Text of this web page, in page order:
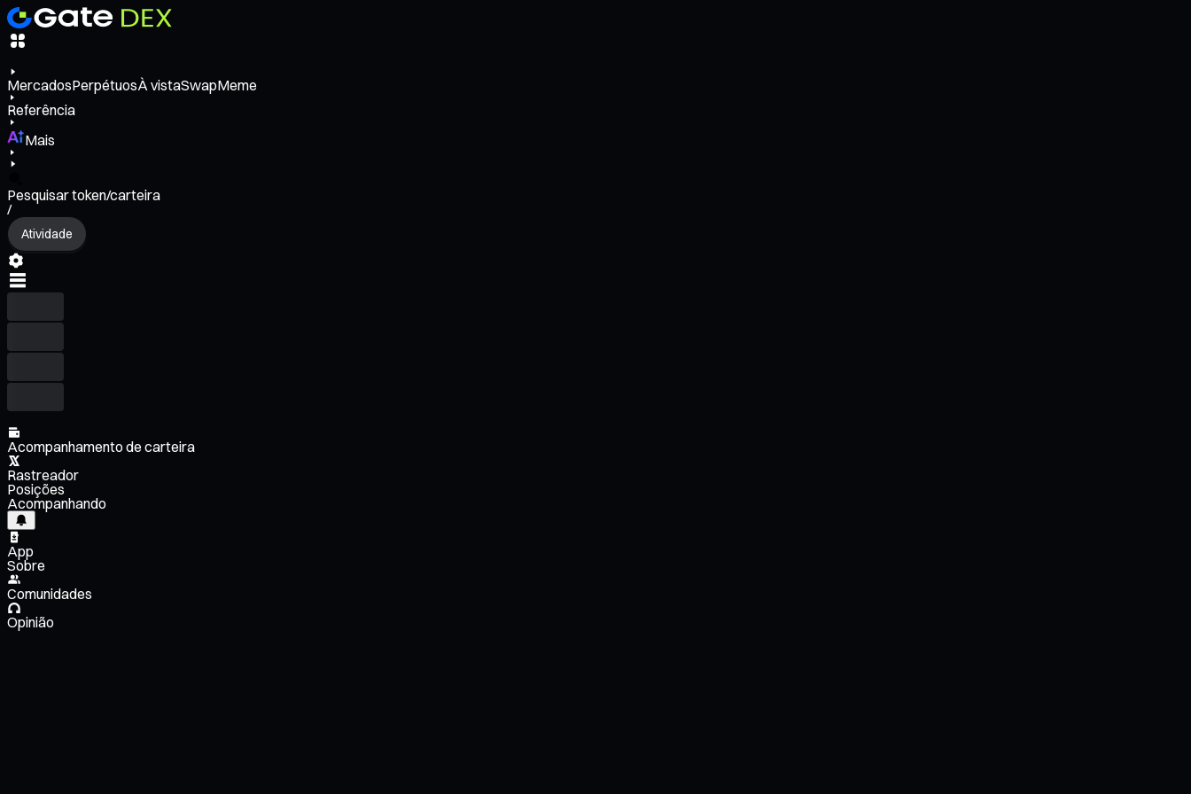
MercadosPerpétuosÀ vistaSwapMeme
Referência
Mais
Pesquisar token/carteira
/
Atividade
Acompanhamento de carteira
Rastreador
Posições
Acompanhando
App
Sobre
Comunidades
Opinião